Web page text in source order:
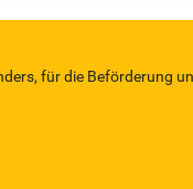
für die Beförderung